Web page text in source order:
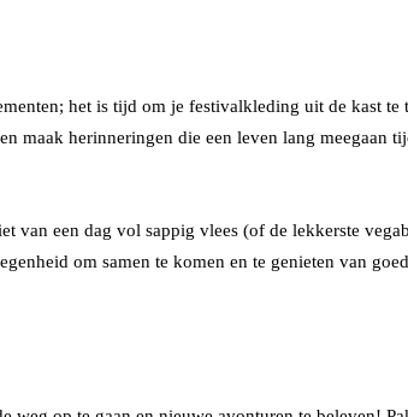
het is tijd om je festivalkleding uit de kast te
maak herinneringen die een leven lang meegaan
van een dag vol sappig vlees (of de lekkerste
om samen te komen en te genieten van